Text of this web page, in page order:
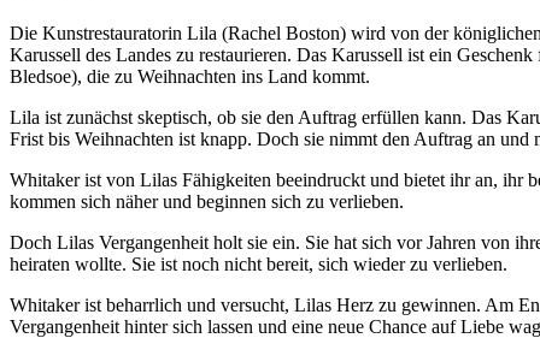
Die Kunstrestauratorin Lila (Rachel Boston) wird von der
Karussell des Landes zu restaurieren. Das Karussell ist ein
Bledsoe), die zu Weihnachten ins Land kommt.
Lila ist zunächst skeptisch, ob sie den Auftrag erfüllen kann. Das
Frist bis Weihnachten ist knapp. Doch sie nimmt den Auftrag an und
Whitaker ist von Lilas Fähigkeiten beeindruckt und bietet ihr an, ihr
kommen sich näher und beginnen sich zu verlieben.
Doch Lilas Vergangenheit holt sie ein. Sie hat sich vor Jahren von
heiraten wollte. Sie ist noch nicht bereit, sich wieder zu verlieben.
Whitaker ist beharrlich und versucht, Lilas Herz zu gewinnen. Am
Vergangenheit hinter sich lassen und eine neue Chance auf Liebe